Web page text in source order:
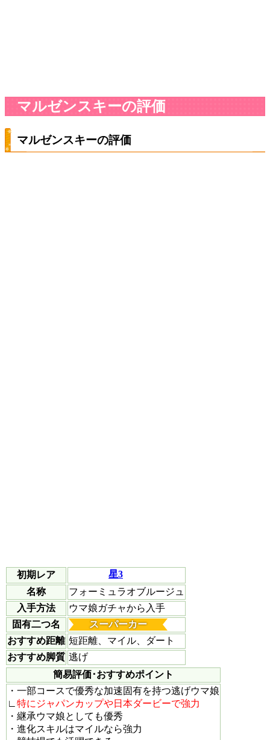
マルゼンスキーの評価
マルゼンスキーの評価
初期レア
星3
名称
フォーミュラオブルージュ
入手方法
ウマ娘ガチャから入手
固有二つ名
スーパーカー
おすすめ距離 短距離、マイル、ダート
おすすめ脚質 逃げ
簡易評価･おすすめポイント
・一部コースで優秀な加速固有を持つ逃げウマ娘
∟特にジャパンカップや日本ダービーで強力
・継承ウマ娘としても優秀
・進化スキルはマイルなら強力